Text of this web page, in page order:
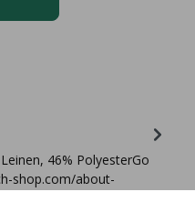
46% PolyesterGo
shop.com/about-